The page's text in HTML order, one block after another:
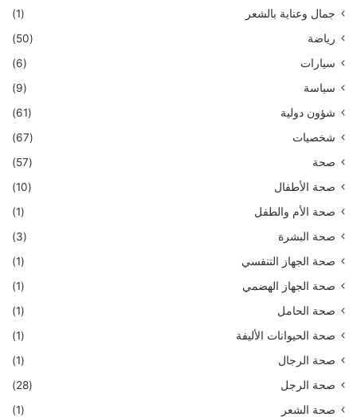
جمال وعناية بالشعر
(1)
رياضة
(50)
سيارات
(6)
سياسة
(9)
شؤون دولية
(61)
شخصيات
(67)
صحة
(57)
صحة الأطفال
(10)
صحة الأم والطفل
(1)
صحة البشرة
(3)
صحة الجهاز التنفسي
(1)
صحة الجهاز الهضمي
(1)
صحة الحامل
(1)
صحة الحيوانات الأليفة
(1)
صحة الرجال
(1)
صحة الرجل
(28)
صحة الشعر
(1)